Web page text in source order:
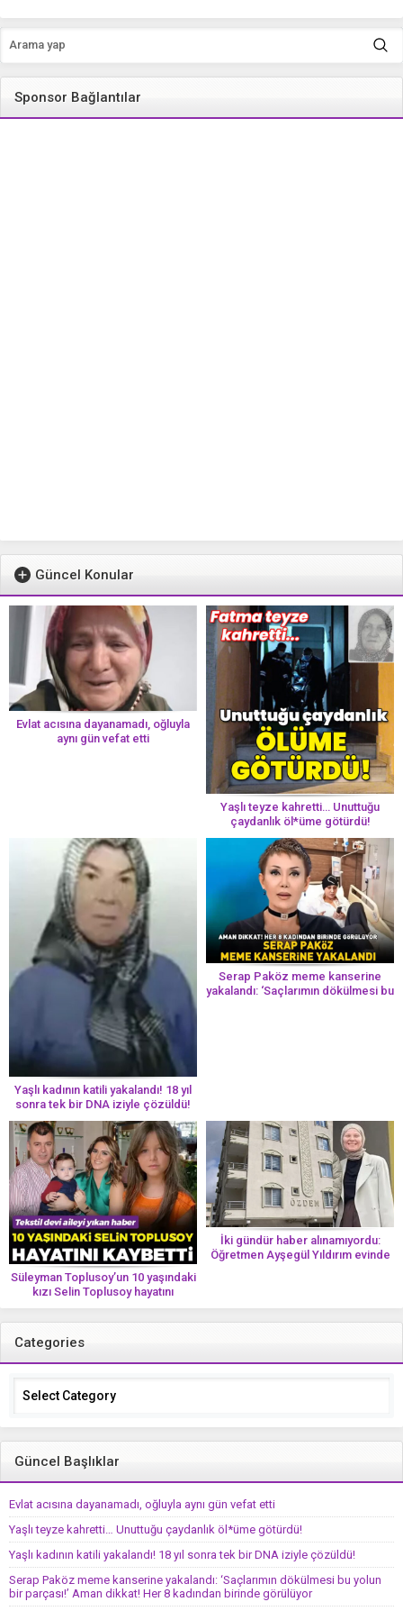
Sponsor Bağlantılar
Güncel Konular
Evlat acısına dayanamadı, oğluyla
aynı gün vefat etti
Yaşlı teyze kahretti… Unuttuğu
çaydanlık öl*üme götürdü!
Yaşlı kadının katili yakalandı! 18 yıl
sonra tek bir DNA iziyle çözüldü!
Serap Paköz meme kanserine
yakalandı: ‘Saçlarımın dökülmesi bu
Süleyman Toplusoy’un 10 yaşındaki
kızı Selin Toplusoy hayatını
kaybetti! ‘Ah dünya güzeli melek’
İki gündür haber alınamıyordu:
Öğretmen Ayşegül Yıldırım evinde
Categories
Categories
Güncel Başlıklar
Evlat acısına dayanamadı, oğluyla aynı gün vefat etti
Yaşlı teyze kahretti… Unuttuğu çaydanlık öl*üme götürdü!
Yaşlı kadının katili yakalandı! 18 yıl sonra tek bir DNA iziyle çözüldü!
Serap Paköz meme kanserine yakalandı: ‘Saçlarımın dökülmesi bu yolun
bir parçası!’ Aman dikkat! Her 8 kadından birinde görülüyor